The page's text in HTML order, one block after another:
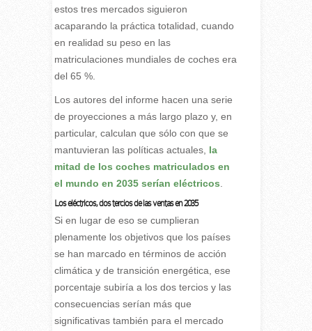
estos tres mercados siguieron
acaparando la práctica totalidad, cuando
en realidad su peso en las
matriculaciones mundiales de coches era
del 65 %.
Los autores del informe hacen una serie
de proyecciones a más largo plazo y, en
particular, calculan que sólo con que se
mantuvieran las políticas actuales, la
mitad de los coches matriculados en
el mundo en 2035 serían eléctricos
Los eléctricos, dos tercios de las ventas en 2035
Si en lugar de eso se cumplieran
plenamente los objetivos que los países
se han marcado en términos de acción
climática y de transición energética, ese
porcentaje subiría a los dos tercios y las
consecuencias serían más que
significativas también para el mercado